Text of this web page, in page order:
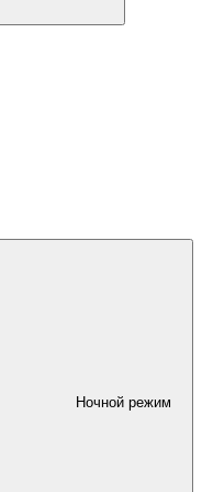
Ночной режим